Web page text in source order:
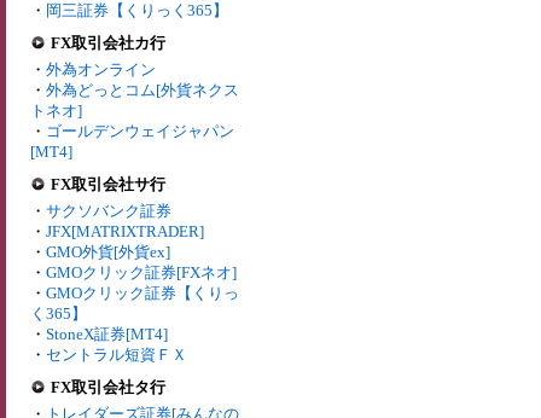
・ 岡三証券【くりっく365】
FX取引会社カ行
・ 外為オンライン
・ 外為どっとコム[外貨ネクス
トネオ]
・ ゴールデンウェイジャパン
[MT4]
FX取引会社サ行
・ サクソバンク証券
・ JFX[MATRIXTRADER]
・ GMO外貨[外貨ex]
・ GMOクリック証券[FXネオ]
・ GMOクリック証券【くりっ
く365】
・ StoneX証券[MT4]
・ セントラル短資ＦＸ
FX取引会社タ行
・ トレイダーズ証券[みんなの